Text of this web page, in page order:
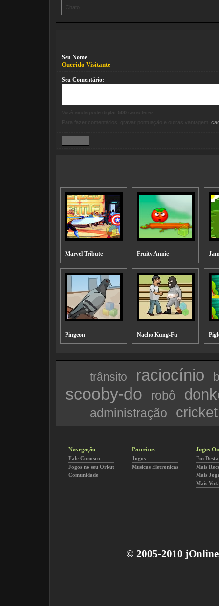
Chato
Seu Nome:
Querido Visitante
Seu Comentário:
500
Para fazer comentários, gravar pontuação e outras vantagem,
Marvel Tribute Fruity Annie
Pingeon Nacho Kung-Fu
trânsito raciocí­nio
scooby-do robô
administração cricket
Navegação
Fale Conosco
Jogos no seu Orkut
Comunidade
Parceiros
Jogos
Musicas Eletronicas
Jogos
Em
Mais
Mais
Mais
© 2005-2010